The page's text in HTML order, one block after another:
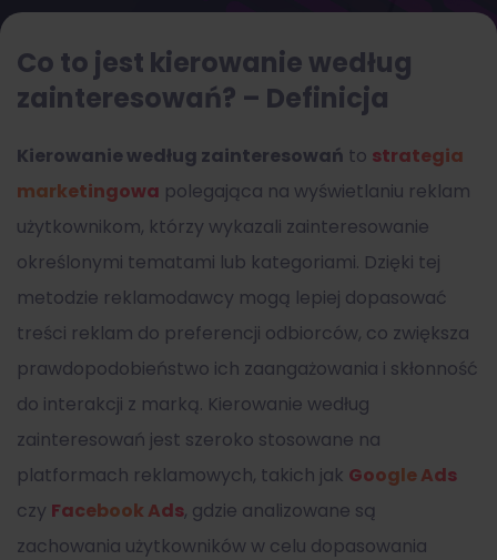
Co to jest kierowanie według
zainteresowań? – Definicja
Kierowanie według zainteresowań to strategia
marketingowa polegająca na wyświetlaniu reklam
użytkownikom, którzy wykazali zainteresowanie
określonymi tematami lub kategoriami. Dzięki tej
metodzie reklamodawcy mogą lepiej dopasować
treści reklam do preferencji odbiorców, co zwiększa
prawdopodobieństwo ich zaangażowania i skłonność
do interakcji z marką. Kierowanie według
zainteresowań jest szeroko stosowane na
platformach reklamowych, takich jak Google Ads
czy Facebook Ads, gdzie analizowane są
zachowania użytkowników w celu dopasowania